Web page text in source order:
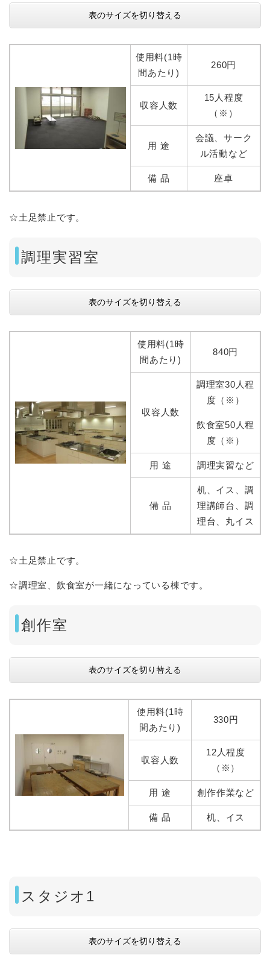
表のサイズを切り替える
使用料(1時
間あたり)
260円
収容人数
15人程度
（※）
用 途
会議、サーク
ル活動など
備 品 座卓
☆土足禁止です。
調理実習室
表のサイズを切り替える
使用料(1時
間あたり)
840円
収容人数
調理室30人程
度（※）
飲食室50人程
度（※）
用 途 調理実習など
備 品
机、イス、調
理講師台、調
理台、丸イス
☆土足禁止です。
☆調理室、飲食室が一緒になっている棟です。
創作室
表のサイズを切り替える
使用料(1時
間あたり)
330円
収容人数
12人程度
（※）
用 途 創作作業など
備 品 机、イス
スタジオ1
表のサイズを切り替える